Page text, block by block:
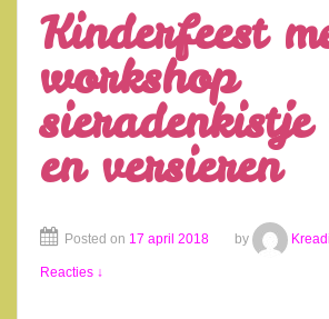
Kinderfeest
workshop
sieradenkistje
en versieren
Posted on 17 april 2018 by
Reacties ↓